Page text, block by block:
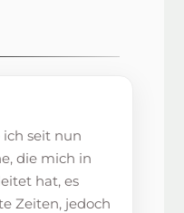
seit nun
die mich in
hat, es
Zeiten, jedoch